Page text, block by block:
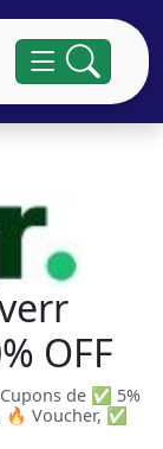
OFF
de ✅ 5%
🔥 Voucher, ✅